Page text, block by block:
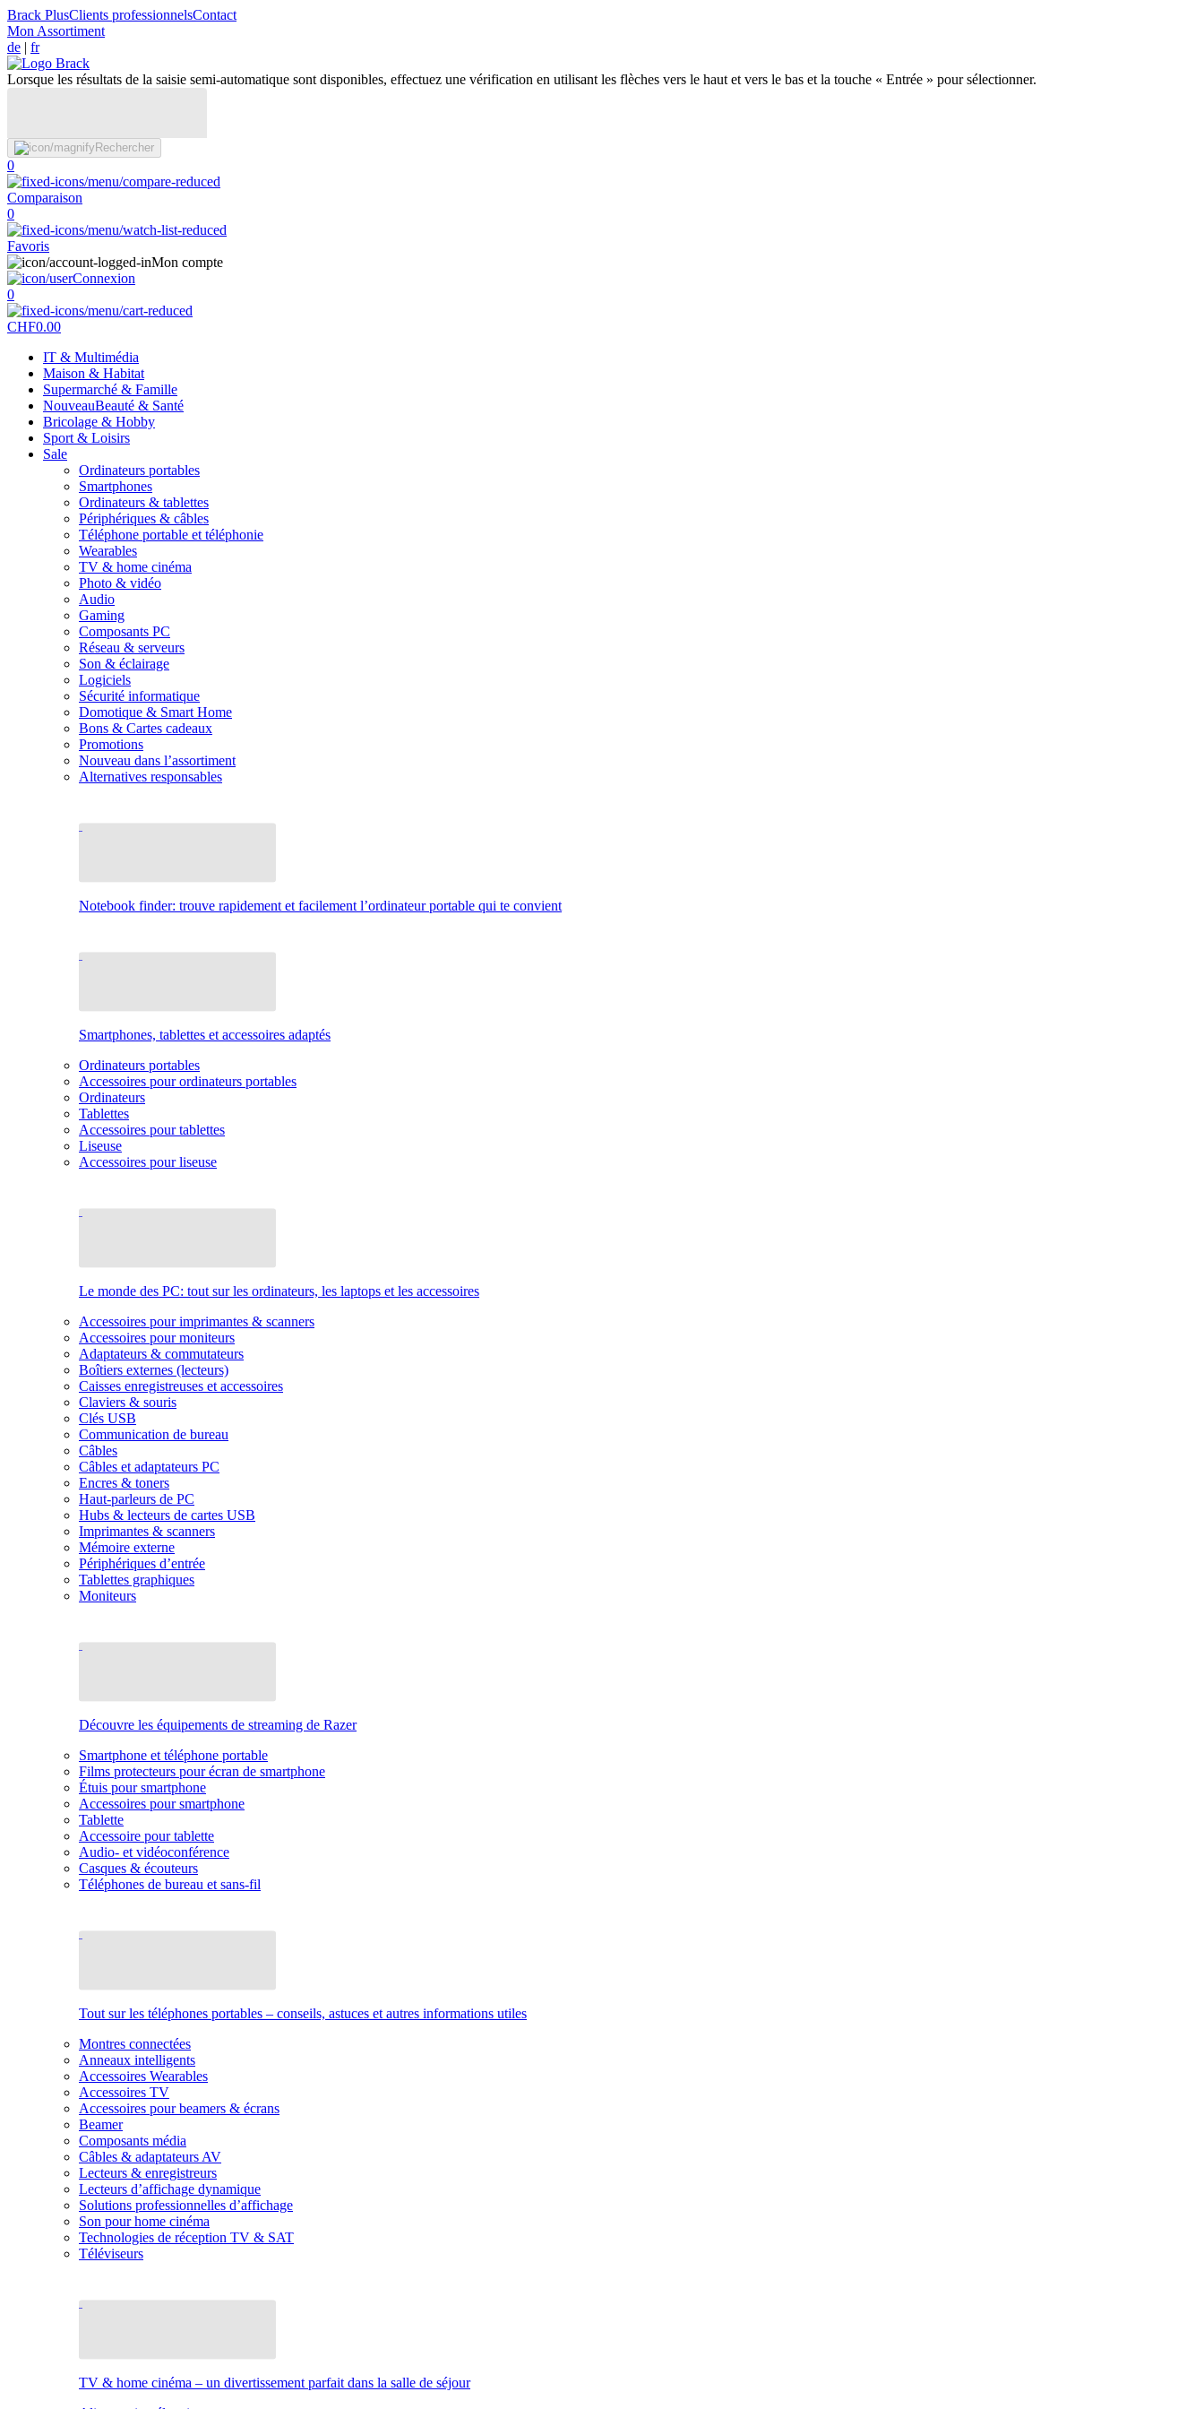
Brack PlusClients professionnelsContact
Mon Assortiment
de | fr
Lorsque les résultats de la saisie semi-automatique sont disponibles, effectuez une vérification en utilisant les flèches vers le haut et vers le bas et la touche « Entrée » pour sélectionner.
Rechercher
0
Comparaison
0
Favoris
Mon compte
Connexion
0
CHF0.00
IT & Multimédia
Maison & Habitat
Supermarché & Famille
NouveauBeauté & Santé
Bricolage & Hobby
Sport & Loisirs
Sale
Ordinateurs portables
Smartphones
Ordinateurs & tablettes
Périphériques & câbles
Téléphone portable et téléphonie
Wearables
TV & home cinéma
Photo & vidéo
Audio
Gaming
Composants PC
Réseau & serveurs
Son & éclairage
Logiciels
Sécurité informatique
Domotique & Smart Home
Bons & Cartes cadeaux
Promotions
Nouveau dans l’assortiment
Alternatives responsables
Notebook finder: trouve rapidement et facilement l’ordinateur portable qui te convient
Smartphones, tablettes et accessoires adaptés
Ordinateurs portables
Accessoires pour ordinateurs portables
Ordinateurs
Tablettes
Accessoires pour tablettes
Liseuse
Accessoires pour liseuse
Le monde des PC: tout sur les ordinateurs, les laptops et les accessoires
Accessoires pour imprimantes & scanners
Accessoires pour moniteurs
Adaptateurs & commutateurs
Boîtiers externes (lecteurs)
Caisses enregistreuses et accessoires
Claviers & souris
Clés USB
Communication de bureau
Câbles
Câbles et adaptateurs PC
Encres & toners
Haut-parleurs de PC
Hubs & lecteurs de cartes USB
Imprimantes & scanners
Mémoire externe
Périphériques d’entrée
Tablettes graphiques
Moniteurs
Découvre les équipements de streaming de Razer
Smartphone et téléphone portable
Films protecteurs pour écran de smartphone
Étuis pour smartphone
Accessoires pour smartphone
Tablette
Accessoire pour tablette
Audio- et vidéoconférence
Casques & écouteurs
Téléphones de bureau et sans-fil
Tout sur les téléphones portables – conseils, astuces et autres informations utiles
Montres connectées
Anneaux intelligents
Accessoires Wearables
Accessoires TV
Accessoires pour beamers & écrans
Beamer
Composants média
Câbles & adaptateurs AV
Lecteurs & enregistreurs
Lecteurs d’affichage dynamique
Solutions professionnelles d’affichage
Son pour home cinéma
Technologies de réception TV & SAT
Téléviseurs
TV & home cinéma – un divertissement parfait dans la salle de séjour